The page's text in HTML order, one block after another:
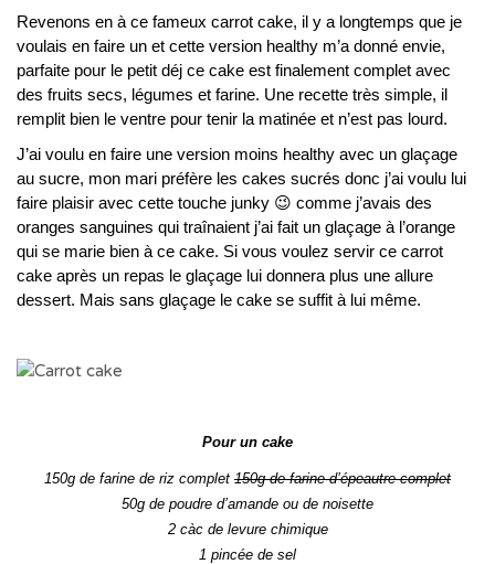
Revenons en à ce fameux carrot cake, il y a longtemps que je
voulais en faire un et cette version healthy m’a donné envie,
parfaite pour le petit déj ce cake est finalement complet avec
des fruits secs, légumes et farine. Une recette très simple, il
remplit bien le ventre pour tenir la matinée et n’est pas lourd.
J’ai voulu en faire une version moins healthy avec un glaçage
au sucre, mon mari préfère les cakes sucrés donc j’ai voulu lui
faire plaisir avec cette touche junky 😉 comme j’avais des
oranges sanguines qui traînaient j’ai fait un glaçage à l’orange
qui se marie bien à ce cake. Si vous voulez servir ce carrot
cake après un repas le glaçage lui donnera plus une allure
dessert. Mais sans glaçage le cake se suffit à lui même.
Pour un cake
150g de farine de riz complet 150g de farine d’épeautre complet
50g de poudre d’amande ou de noisette
2 càc de levure chimique
1 pincée de sel